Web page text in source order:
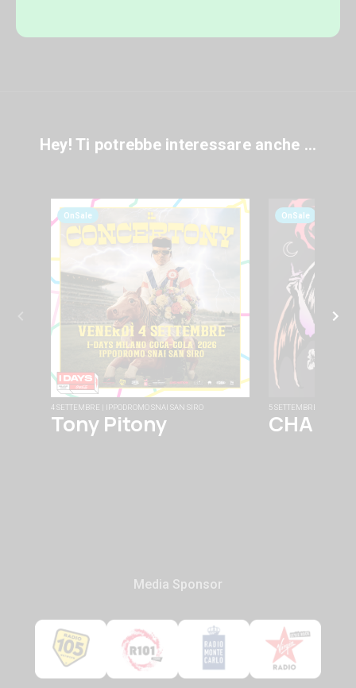
Hey! Ti potrebbe interessare anche ...
OnSale
4 SETTEMBRE | IPPODROMO SNAI SAN SIRO
Tony Pitony
OnSale
5 SETTEMBRE |
Media Sponsor